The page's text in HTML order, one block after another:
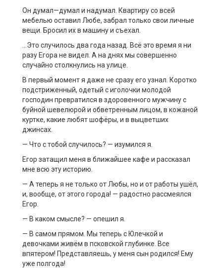
Он думал—думал и надумал. Квартиру со всей
мебелью оставил Любе, забрал только свои личные
вещи. Бросил их в машину и съехал.
Это случилось два года назад. Всё это время я ни
разу Егора не видел. А на дняхмы совершенно
случайно столкнулись на улице.
В первый момент я даже не сразу его узнал. Коротко
подстриженный, одетый с иголочки молодой
господин превратился в здоровенного мужчину с
буйной шевелюрой и обветренным лицом, в кожаной
куртке, какие любят шофёры, и в выцветших
джинсах.
— Что с тобой случилось? — изумился я.
Егор затащил меня в ближайшее кафе и рассказал
мне всю эту историю.
— А теперь я не только от Любы, но и от работы ушёл,
и, вообще, от этого города! — радостно рассмеялся
Егор.
— В каком смысле? — опешил я.
— В самом прямом. Мы теперь с Юлечкой и
девочками живём в псковской глубинке. Все
впятером! Представляешь, у меня сын родился! Ему
уже полгода!